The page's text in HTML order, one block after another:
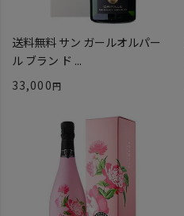
送料無料 サン ガールオルパー
ル ブラン ド ...
33,000